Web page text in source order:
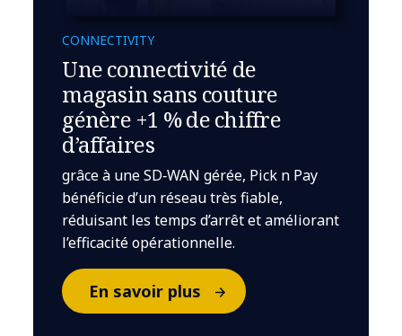
CONNECTIVITY
Une connectivité de
magasin sans couture
génère +1 % de chiffre
d’affaires
grâce à une SD‑WAN gérée, Pick n Pay
bénéficie d’un réseau très fiable,
réduisant les temps d’arrêt et améliorant
l’efficacité opérationnelle.
En savoir plus